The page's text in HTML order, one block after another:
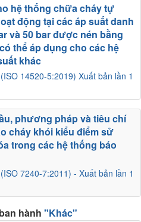
14520-5:2019) Xuất bản lần 1
hệ thống chữa cháy tự
động tại các áp suất danh
và 50 bar được nén bằng
thể áp dụng cho các hệ
khác
7240-7:2011) - Xuất bản lần 1
phương pháp và tiêu chí
cháy khói kiểu điểm sử
trong các hệ thống báo
hành "Khác"